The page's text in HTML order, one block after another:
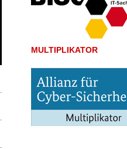
MULTIPLIKATOR